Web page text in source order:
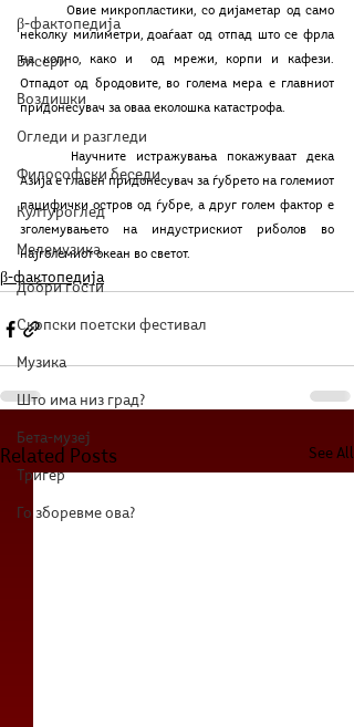
β-фактопедија
Бисери
Воздишки
Огледи и разгледи
Философски беседи
Културоглед
Мелемузика
Добри гости
Скопски поетски фестивал
Музика
Што има низ град?
Бета-музеј
Тригер
Го зборевме ова?
неколку милиметри, доаѓаат од отпад што се фрла
на копно, како и  од мрежи, корпи и кафези.
Отпадот од бродовите, во голема мера е главниот
придонесувач за оваа еколошка катастрофа.
Азија е главен придонесувач за ѓубрето на големиот
пацифички остров од ѓубре, а друг голем фактор е
зголемувањето на индустрискиот риболов во
најголемиот океан во светот.
β-фактопедија
Related Posts See All